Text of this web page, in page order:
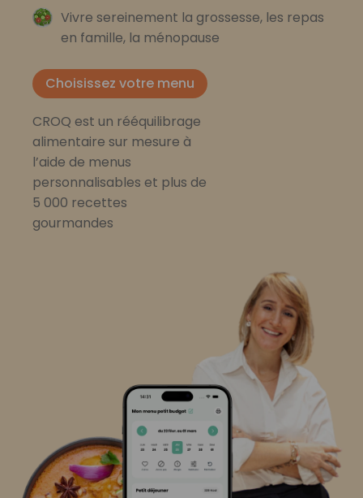
Vivre sereinement la grossesse, les repas
en famille, la ménopause
Choisissez votre menu
CROQ est un rééquilibrage
alimentaire sur mesure à
l’aide de menus
personnalisables et plus de
5 000 recettes
gourmandes